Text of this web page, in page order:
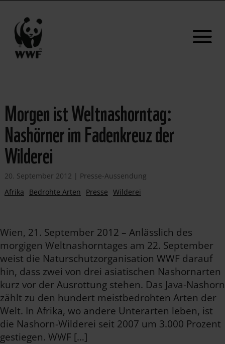
Morgen ist Weltnashorntag:
Nashörner im Fadenkreuz der
Wilderei
20. September 2012 | Presse-Aussendung
Afrika
Bedrohte Arten Presse Wilderei
Wien, 21. September 2012 – Anlässlich des
morgigen Weltnashorntages am 22. September
weist die Naturschutzorganisation WWF darauf
hin, dass zwei von drei asiatischen Nashornarten
kurz vor der Ausrottung stehen. Das Java-Nashorn
zählt zu den hundert meistbedrohten Arten der
Welt. In Afrika, wo andere Unterarten leben, ist
die Nashorn-Wilderei seit 2007 um 3.000 Prozent
gestiegen. WWF […]